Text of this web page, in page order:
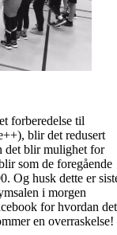
forberedelse til
blir det redusert
det blir mulighet for
som de foregående
Og husk dette er
i morgen
for hvordan det
en overraskelse!